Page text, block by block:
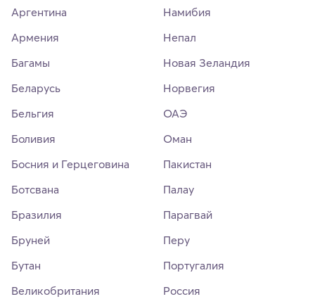
Аргентина
Армения
Багамы
Беларусь
Бельгия
Боливия
Босния и Герцеговина
Ботсвана
Бразилия
Бруней
Бутан
Великобритания
Намибия
Непал
Новая Зеландия
Норвегия
ОАЭ
Оман
Пакистан
Палау
Парагвай
Перу
Португалия
Россия